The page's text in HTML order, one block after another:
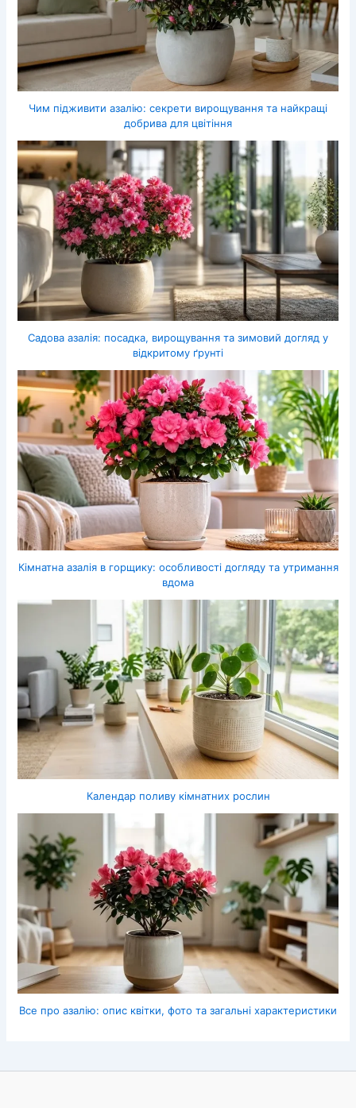
Чим підживити азалію: секрети вирощування та найкращі
добрива для цвітіння
Садова азалія: посадка, вирощування та зимовий догляд у
відкритому ґрунті
Кімнатна азалія в горщику: особливості догляду та утримання
вдома
Календар поливу кімнатних рослин
Все про азалію: опис квітки, фото та загальні характеристики